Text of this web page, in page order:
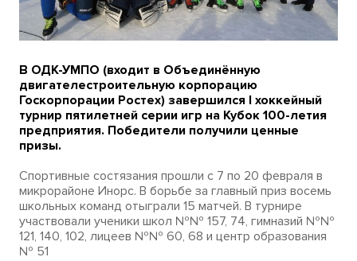
В ОДК-УМПО (входит в Объединённую
двигателестроительную корпорацию
Госкорпорации Ростех) завершился I хоккейный
турнир пятилетней серии игр на Кубок 100-летия
предприятия. Победители получили ценные
призы.
Спортивные состязания прошли с 7 по 20 февраля в
микрорайоне Инорс. В борьбе за главный приз восемь
школьных команд отыграли 15 матчей. В турнире
участвовали ученики школ №№ 157, 74, гимназий №№
121, 140, 102, лицеев №№ 60, 68 и центр образования
№ 51